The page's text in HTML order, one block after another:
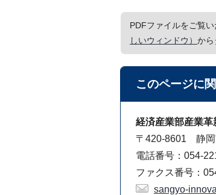
PDFファイルをご覧
しいウィンドウ） から
このページに
経済産業部産業
〒420-8601 静岡
電話番号：054-
ファクス番号：
sangyo-